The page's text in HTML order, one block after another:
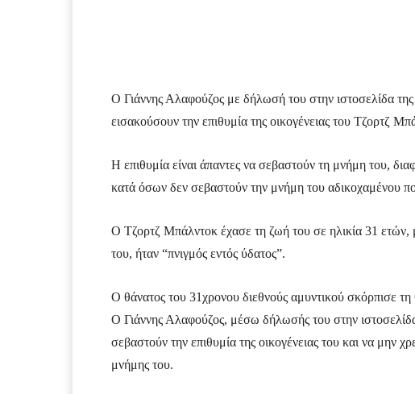
Ο Γιάννης Αλαφούζος με δήλωσή του στην ιστοσελίδα
εισακούσουν την επιθυμία της οικογένειας του Τζορτζ
Η επιθυμία είναι άπαντες να σεβαστούν τη μνήμη του,
κατά όσων δεν σεβαστούν την μνήμη του αδικοχαμένου
Ο Τζορτζ Μπάλντοκ έχασε τη ζωή του σε ηλικία 31 ετών,
του, ήταν “πνιγμός εντός ύδατος”.
Ο θάνατος του 31χρονου διεθνούς αμυντικού σκόρπισε
Ο Γιάννης Αλαφούζος, μέσω δήλωσής του στην
σεβαστούν την επιθυμία της οικογένειας του και να μην
μνήμης του.